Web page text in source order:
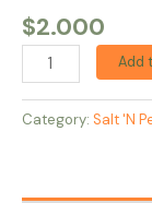
$2.000
Add
Category: Salt 'N